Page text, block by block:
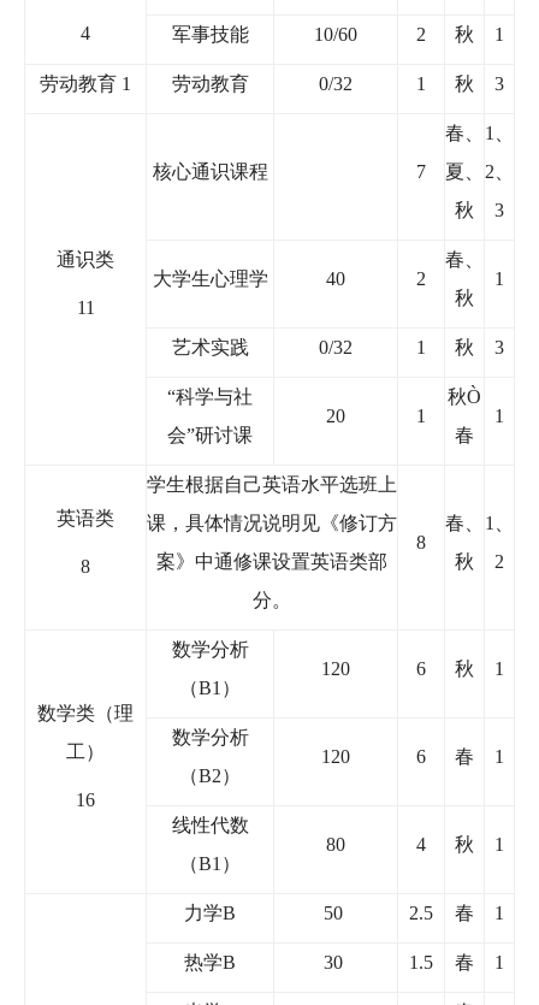
4 军事技能 10/60 2 秋 1
劳动教育 1 劳动教育 0/32 1 秋 3
通识类
11
核心通识课程 7
春、
夏、
秋
1
2
3
大学生心理学 40 2
春、
秋
1
艺术实践 0/32 1 秋 3
“科学与社
会”研讨课
20 1
秋Ò
春
1
英语类
8
学生根据自己英语水平选班上
课，具体情况说明见《修订方
案》中通修课设置英语类部
分。
8
春、
秋
1
2
数学类（理
工）
16
数学分析
（B1 ）
120 6 秋 1
数学分析
（B2）
120 6 春 1
线性代数
（B1 ）
80 4 秋 1
力学B 50 2.5 春 1
热学B 30 1.5 春 1